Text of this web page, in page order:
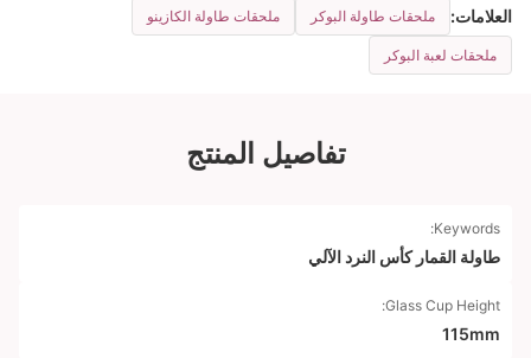
العلامات: ملحقات طاولة البوكر ملحقات طاولة الكازينو
ملحقات لعبة البوكر
تفاصيل المنتج
Keywords:
طاولة القمار كأس النرد الآلي
Glass Cup Height:
115mm